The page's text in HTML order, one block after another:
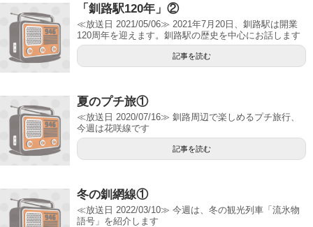
「釧路駅120年」②
≪放送日 2021/05/06≫ 2021年7月20日、釧路駅は開業
120周年を迎えます。釧路駅の歴史を中心にお話します
記事を読む
夏のプチ旅①
≪放送日 2020/07/16≫ 釧路周辺で楽しめるプチ旅行、
今週は花咲線です
記事を読む
冬の釧網線①
≪放送日 2022/03/10≫ 今週は、冬の観光列車「流氷物
語号」を紹介します